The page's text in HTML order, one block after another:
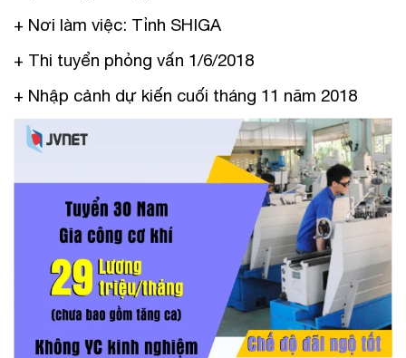
+ Nơi làm việc: Tỉnh SHIGA
+ Thi tuyển phỏng vấn 1/6/2018
+ Nhập cảnh dự kiến cuối tháng 11 năm 2018